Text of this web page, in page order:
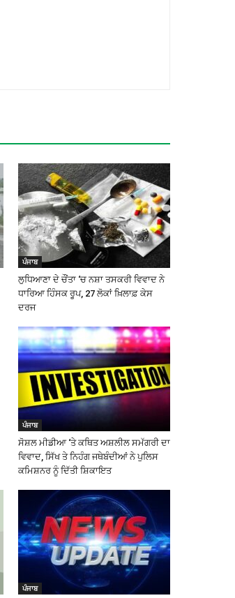
ਪੰਜਾਬ
ਲੁਧਿਆਣਾ ਦੇ ਚੌਂਤਾ ‘ਚ ਨਸ਼ਾ ਤਸਕਰੀ ਵਿਵਾਦ ਨੇ
ਧਾਰਿਆ ਹਿੰਸਕ ਰੂਪ, 27 ਲੋਕਾਂ ਖ਼ਿਲਾਫ਼ ਕੇਸ
ਦਰਜ
ਪੰਜਾਬ
ਸੋਸ਼ਲ ਮੀਡੀਆ ‘ਤੇ ਕਥਿਤ ਅਸ਼ਲੀਲ ਸਮੱਗਰੀ ਦਾ
ਵਿਵਾਦ, ਸਿੱਖ ਤੇ ਨਿਹੰਗ ਜਥੇਬੰਦੀਆਂ ਨੇ ਪੁਲਿਸ
ਕਮਿਸ਼ਨਰ ਨੂੰ ਦਿੱਤੀ ਸ਼ਿਕਾਇਤ
ਪੰਜਾਬ